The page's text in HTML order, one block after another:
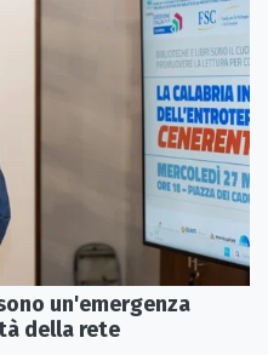
un'emergenza
della rete